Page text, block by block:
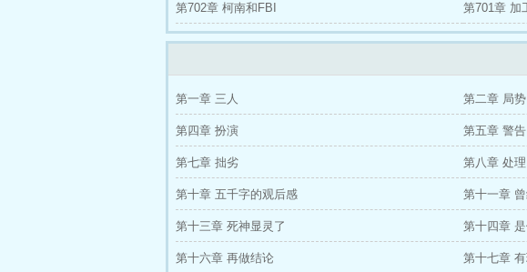
第702章 柯南和FBI 第701章 加
第一章 三人 第二章 局势
第四章 扮演 第五章 警告
第七章 拙劣 第八章 处理
第十章 五千字的观后感 第十一章
第十三章 死神显灵了 第十四章 是
第十六章 再做结论 第十七章